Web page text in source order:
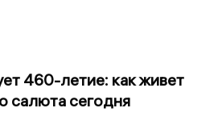
460-летие: как живет
салюта сегодня